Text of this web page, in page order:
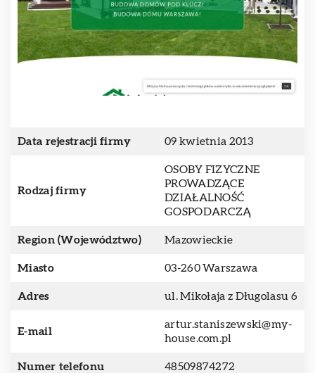
Data rejestracji firmy 09 kwietnia 2013
Rodzaj firmy
OSOBY FIZYCZNE
PROWADZĄCE
DZIAŁALNOŚĆ
GOSPODARCZĄ
Region (Województwo) Mazowieckie
Miasto 03-260 Warszawa
Adres ul. Mikołaja z Długolasu 6
E-mail
artur.staniszewski@my-
house.com.pl
Numer telefonu 48509874272